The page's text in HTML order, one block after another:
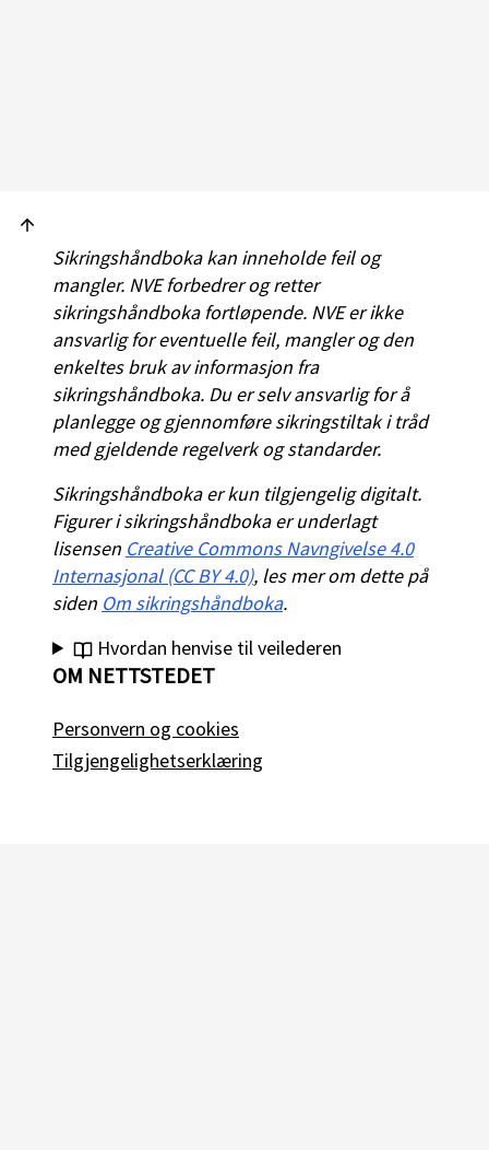
Sikringshåndboka kan inneholde feil og
mangler. NVE forbedrer og retter
sikringshåndboka fortløpende. NVE er ikke
ansvarlig for eventuelle feil, mangler og den
enkeltes bruk av informasjon fra
sikringshåndboka. Du er selv ansvarlig for å
planlegge og gjennomføre sikringstiltak i tråd
med gjeldende regelverk og standarder.
Sikringshåndboka er kun tilgjengelig digitalt.
Figurer i sikringshåndboka er underlagt
lisensen Creative Commons Navngivelse 4.0
Internasjonal (CC BY 4.0), les mer om dette på
siden Om sikringshåndboka.
Hvordan henvise til veilederen
OM NETTSTEDET
Personvern og cookies
Tilgjengelighetserklæring